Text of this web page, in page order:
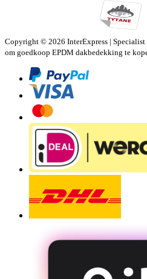
Copyright © 2026 InterExpress |
om goedkoop EPDM dakbedekking te